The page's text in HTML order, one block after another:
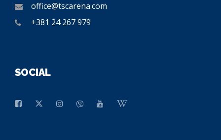
office@tscarena.com
+381 24 267 979
SOCIAL